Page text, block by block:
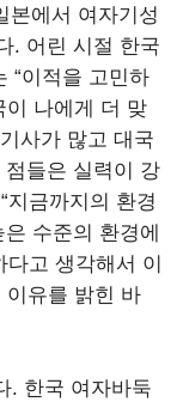
본에서 여자기성
. 어린 시절 한국
“이적을 고민하
이 나에게 더 맞
사가 많고 대국
들은 실력이 강
지금까지의 환경
수준의 환경에
고 생각해서 이
이유를 밝힌 바
. 한국 여자바둑